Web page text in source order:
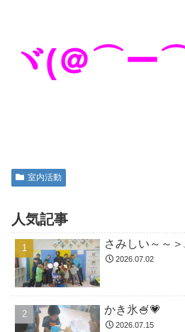
ヾ(＠⌒ー
室内活動
人気記事
さみしい～～＞
2026.07.02
かき氷🍧💗
2026.07.15